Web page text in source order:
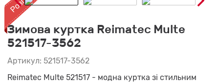
Зимова куртка Reimatec Multe
521517-3562
Артикул: 521517-3562
Reimatec Multe 521517 - модна куртка зі стильним